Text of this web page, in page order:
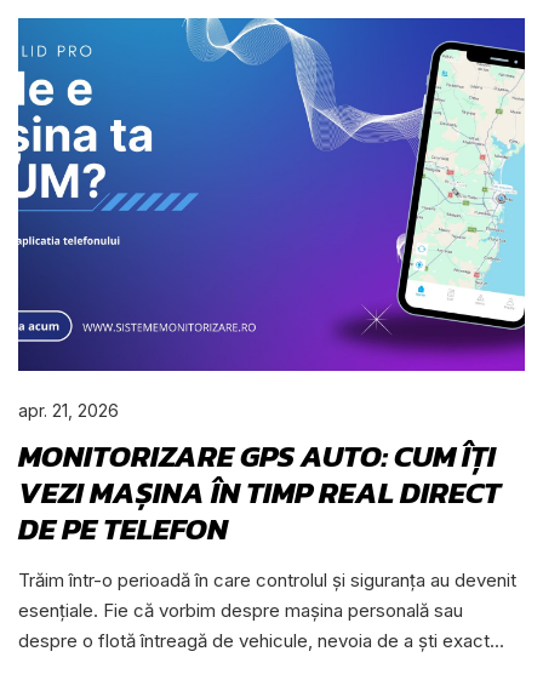
apr. 21, 2026
MONITORIZARE GPS AUTO: CUM ÎȚI
VEZI MAȘINA ÎN TIMP REAL DIRECT
DE PE TELEFON
Trăim într-o perioadă în care controlul și siguranța au devenit
esențiale. Fie că vorbim despre mașina personală sau
despre o flotă întreagă de vehicule, nevoia de a ști exact...